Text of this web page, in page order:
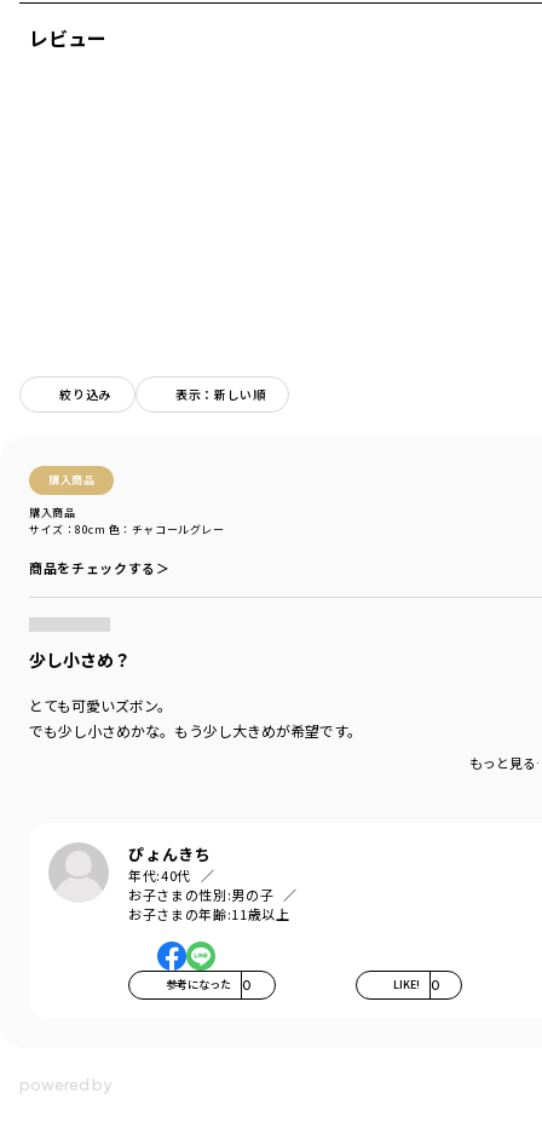
レビュー
絞り込み 表示：新しい順
購入商品
購入商品
サイズ：80cm 色：チャコールグレー
商品をチェックする＞
少し小さめ？
とても可愛いズボン。
でも少し小さめかな。もう少し大きめが希望です。
もっと見
ぴょんきち
年代:40代
お子さまの性別:男の子
お子さまの年齢:11歳以上
参考になった 0 LIKE! 0